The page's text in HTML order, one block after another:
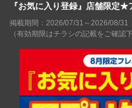
『お気に入り登録』店舗限定★
掲載期間：2026/07/31～2026/08/31
（有効期限はチラシの記載をご確認下